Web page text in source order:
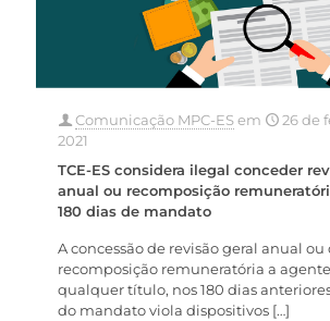
Comunicação MPC-ESem
26 de
2021
TCE-ES considera ilegal conceder
anual ou recomposição
180 dias de mandato
A concessão de revisão geral anual ou
recomposição remuneratória a
qualquer título, nos 180 dias
do mandato viola dispositivos […]